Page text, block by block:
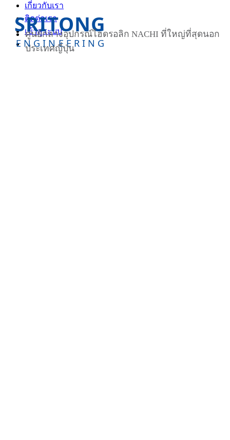
เกี่ยวกับเรา
ติดต่อเรา
เข้าสู่ระบบ
ENGINEERING
SRITONG
ศูนย์กลางอุปกรณ์ไฮดรอลิก NACHI ที่ใหญ่ที่สุดนอก
ประเทศญี่ปุ่น